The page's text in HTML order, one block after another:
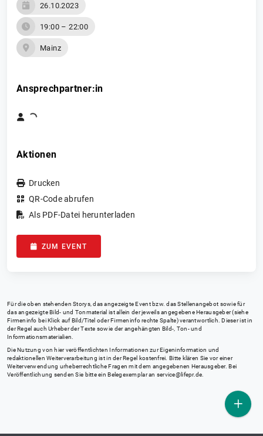
26.10.2023
19:00 – 22:00
Mainz
Ansprechpartner:in
Aktionen
Drucken
QR-Code abrufen
Als PDF-Datei herunterladen
ZUM EVENT
Für die oben stehenden Storys, das angezeigte Event bzw. das Stellenangebot sowie für
das angezeigte Bild- und Tonmaterial ist allein der jeweils angegebene Herausgeber (siehe
Firmeninfo bei Klick auf Bild/Titel oder Firmeninfo rechte Spalte) verantwortlich. Dieser ist in
der Regel auch Urheber der Texte sowie der angehängten Bild-, Ton- und
Informationsmaterialien.
Die Nutzung von hier veröffentlichten Informationen zur Eigeninformation und
redaktionellen Weiterverarbeitung ist in der Regel kostenfrei. Bitte klären Sie vor einer
Weiterverwendung urheberrechtliche Fragen mit dem angegebenen Herausgeber. Bei
Veröffentlichung senden Sie bitte ein Belegexemplar an service@lifepr.de